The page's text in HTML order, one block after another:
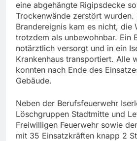
eine abgehängte Rigipsdecke
Trockenwände zerstört wurden.
Brandereignis kam es nicht, die
trotzdem als unbewohnbar. Ein
notärztlich versorgt und in ein
Krankenhaus transportiert. Alle
konnten nach Ende des
Gebäude.
Neben der Berufsfeuerwehr
Löschgruppen Stadtmitte und
Freiwilligen Feuerwehr sowie
mit 35 Einsatzkräften knapp 2